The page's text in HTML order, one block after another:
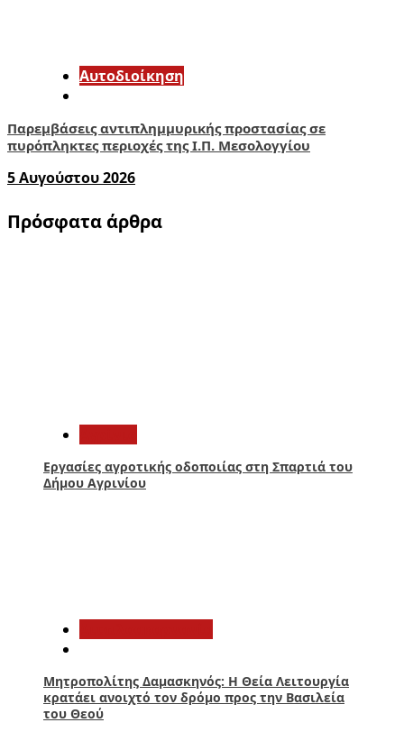
Αυτοδιοίκηση
Παρεμβάσεις αντιπλημμυρικής προστασίας σε
πυρόπληκτες περιοχές της Ι.Π. Μεσολογγίου
5 Αυγούστου 2026
Πρόσφατα άρθρα
Εργασίες αγροτικής οδοποιίας στη Σπαρτιά του
Δήμου Αγρινίου
Μητροπολίτης Δαμασκηνός: Η Θεία Λειτουργία
κρατάει ανοιχτό τον δρόμο προς την Βασιλεία
του Θεού